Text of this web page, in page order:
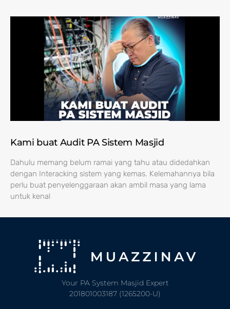
Kami buat Audit PA Sistem Masjid
Dahulu memang belum ramai yang tahu atau didedahkan
dengan Interacking sistem yang kemas. Kelemahannya bila
perlu buat penyelenggaraan akan ambil masa yang lama
untuk kenal
Your PA System Masjid Expert
201801003187 (1265200-U)